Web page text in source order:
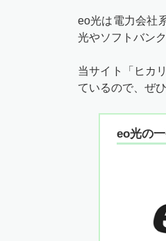
eo光は電力会社
光やソフトバン
当サイト「ヒカ
ているので、ぜ
eo光の